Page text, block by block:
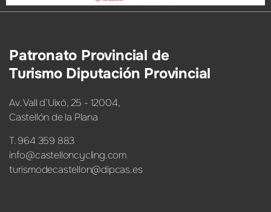
Patronato Provincial de
Turismo Diputación Provincial
Av. Vall d’Uixó, 25 - 12004,
Castellón de la Plana
T. 964 359 883
info@castelloncycling.com
turismodecastellon@dipcas.es